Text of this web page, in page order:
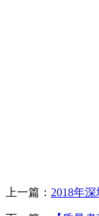
上一篇： 2018年